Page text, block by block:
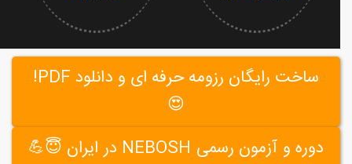
ساخت رایگان رزومه حرفه ای و دانلود PDF!
😍
دوره و آزمون رسمی NEBOSH در ایران 😇💪